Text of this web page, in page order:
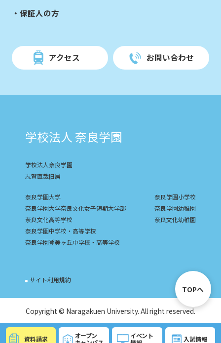
保証人の方
アクセス お問い合わせ
学校法人 奈良学園
学校法人奈良学園
志賀直哉旧居
奈良学園大学
奈良学園大学奈良文化女子短期大学部
奈良文化高等学校
奈良学園中学校・高等学校
奈良学園登美ヶ丘中学校・高等学校
奈良学園小学校
奈良学園幼稚園
奈良文化幼稚園
サイト利用規約
Copyright © Naragakuen University. All right reserved.
TOPへ
資料請求
オープン
イベント
入試情報